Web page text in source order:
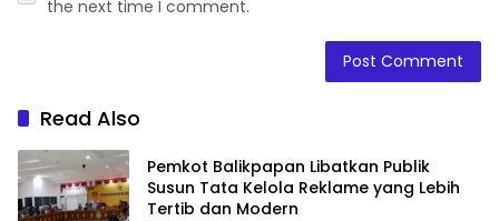
the next time I comment.
Read Also
Pemkot Balikpapan Libatkan Publik
Susun Tata Kelola Reklame yang Lebih
Tertib dan Modern